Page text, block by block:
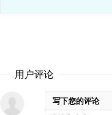
用户评论
写下您的评论